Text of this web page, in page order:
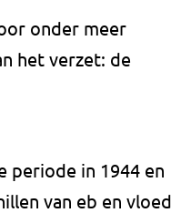
onder meer
het verzet: de
periode in 1944 en
van eb en vloed